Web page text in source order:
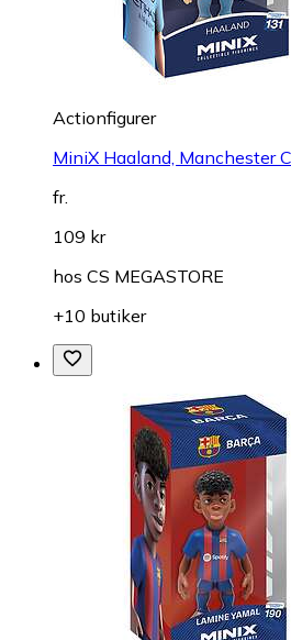
Actionfigurer
MiniX Haaland, Manchester
fr.
109 kr
hos CS MEGASTORE
+10 butiker